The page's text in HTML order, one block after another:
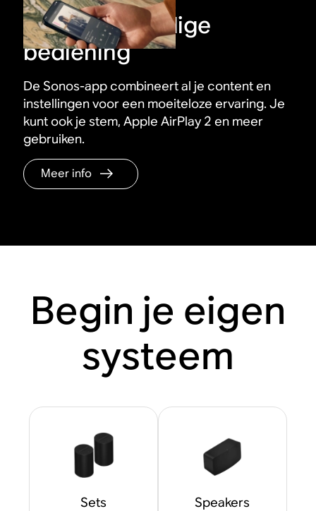
Supereenvoudige
bediening
De Sonos-app combineert al je content en
instellingen voor een moeiteloze ervaring. Je
kunt ook je stem, Apple AirPlay 2 en meer
gebruiken.
Meer info
Begin je eigen
systeem
Sets Speakers